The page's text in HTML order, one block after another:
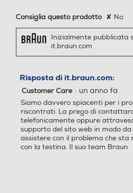
Consiglia questo prodotto ✘ No
Inizialmente pubblicata
it.braun.com
Risposta di it.braun.com:
Customer Care · un anno fa
Siamo davvero spiacenti per i
riscontrati. La prego di
telefonicamente oppure
supporto del sito web in modo
assistere con il problema che sta
con la testina. Il suo team Braun